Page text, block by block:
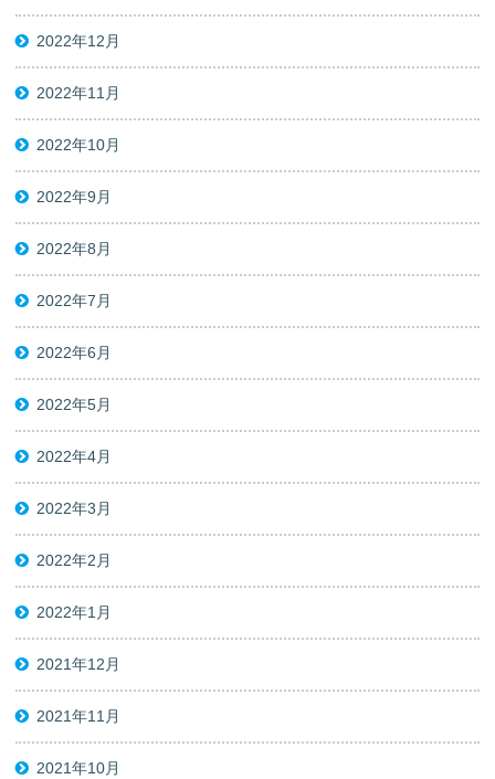
2022年12月
2022年11月
2022年10月
2022年9月
2022年8月
2022年7月
2022年6月
2022年5月
2022年4月
2022年3月
2022年2月
2022年1月
2021年12月
2021年11月
2021年10月